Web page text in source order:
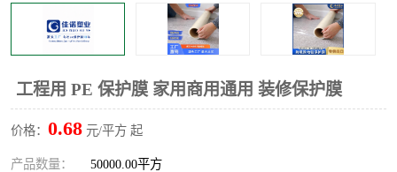
工程用 PE 保护膜 家用商用通用 装修保护膜
价格： 0.68 元/平方 起
产品数量： 50000.00平方
不锈钢板保护膜 一次性隔离膜